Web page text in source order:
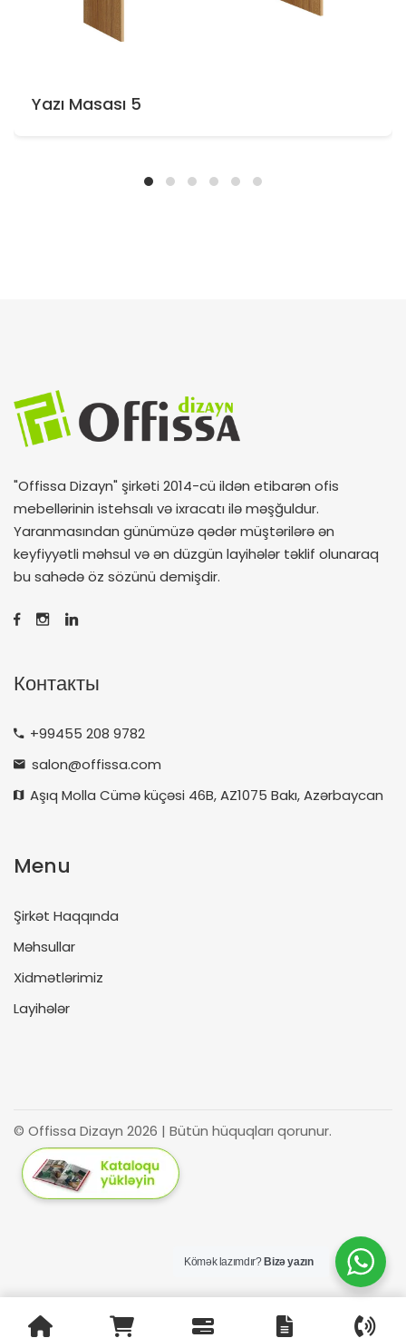
Yazı Masası 5
"Offissa Dizayn" şirkəti 2014-cü ildən etibarən ofis
mebellərinin istehsalı və ixracatı ilə məşğuldur.
Yaranmasından günümüzə qədər müştərilərə ən
keyfiyyətli məhsul və ən düzgün layihələr təklif olunaraq
bu sahədə öz sözünü demişdir.
Контакты
+99455 208 9782
salon@offissa.com
Aşıq Molla Cümə küçəsi 46B, AZ1075 Bakı, Azərbaycan
Menu
Şirkət Haqqında
Məhsullar
Xidmətlərimiz
Layihələr
© Offissa Dizayn 2026 | Bütün hüquqları qorunur.
Kömək lazımdır? Bizə yazın
Azərbaycan Азербайджанский Русский